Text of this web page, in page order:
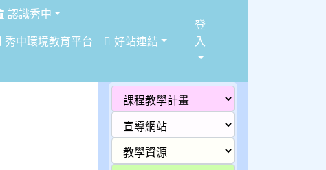
認識秀中
秀中環境教育平台
好站連結
登
入